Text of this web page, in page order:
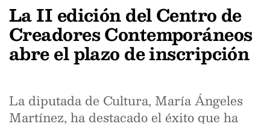
La II edición del Centro de
Creadores Contemporáneos
abre el plazo de inscripción
La diputada de Cultura, María Ángeles
Martínez, ha destacado el éxito que ha